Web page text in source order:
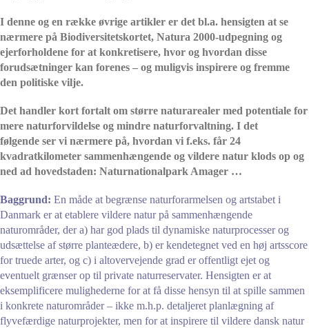
I denne og en række øvrige artikler er det bl.a. hensigten at se
nærmere på Biodiversitetskortet, Natura 2000-udpegning og
ejerforholdene for at konkretisere, hvor og hvordan disse
forudsætninger kan forenes – og muligvis inspirere og fremme
den politiske vilje.
Det handler kort fortalt om større naturarealer med potentiale for
mere naturforvildelse og mindre naturforvaltning. I det
følgende ser vi nærmere på, hvordan vi f.eks. får 24
kvadratkilometer sammenhængende og vildere natur klods op og
ned ad hovedstaden: Naturnationalpark Amager …
Baggrund: En måde at begrænse naturforarmelsen og artstabet i
Danmark er at etablere vildere natur på sammenhængende
naturområder, der a) har god plads til dynamiske naturprocesser og
udsættelse af større planteædere, b) er kendetegnet ved en høj artsscore
for truede arter, og c) i altovervejende grad er offentligt ejet og
eventuelt grænser op til private naturreservater. Hensigten er at
eksemplificere mulighederne for at få disse hensyn til at spille sammen
i konkrete naturområder – ikke m.h.p. detaljeret planlægning af
flyvefærdige naturprojekter, men for at inspirere til vildere dansk natur